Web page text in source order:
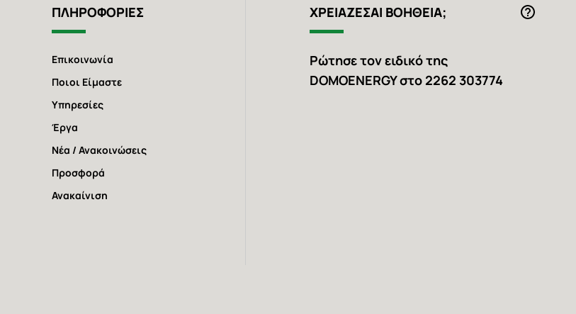
ΠΛΗΡΟΦΟΡΙΕΣ
Επικοινωνία
Ποιοι Είμαστε
Υπηρεσίες
Έργα
Νέα / Ανακοινώσεις
Προσφορά
Ανακαίνιση
ΧΡΕΙΑΖΕΣAI ΒΟΗΘΕΙΑ;
Ρώτησε τον ειδικό της
DOMOENERGY στο 2262 303774